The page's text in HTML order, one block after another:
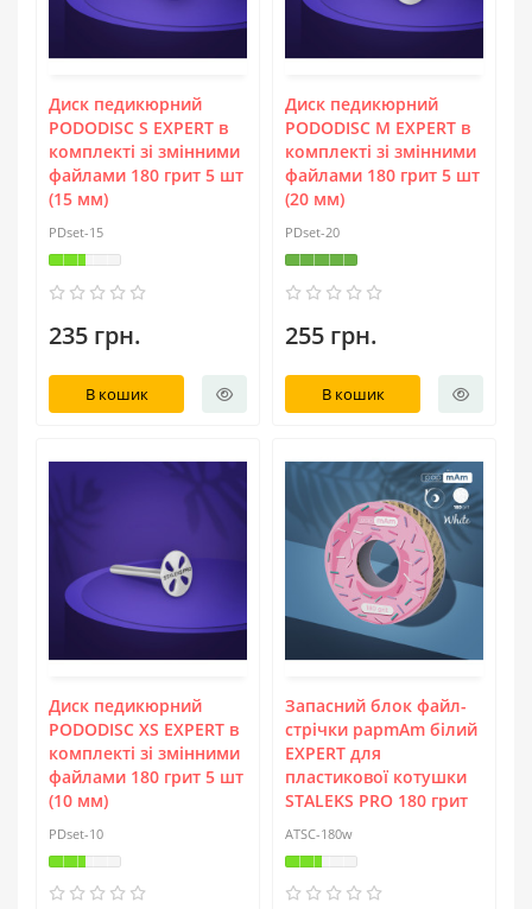
Диск педикюрний
PODODISC S EXPERT в
комплекті зі змінними
файлами 180 грит 5 шт
(15 мм)
PDset-15
235 грн.
В кошик
Диск педикюрний
PODODISC М EXPERT в
комплекті зі змінними
файлами 180 грит 5 шт
(20 мм)
PDset-20
255 грн.
В кошик
Диск педикюрний
PODODISC ХS EXPERT в
комплекті зі змінними
файлами 180 грит 5 шт
(10 мм)
PDset-10
Запасний блок файл-
стрічки papmAm білий
EXPERT для
пластикової котушки
STALEKS PRO 180 грит
ATSC-180w